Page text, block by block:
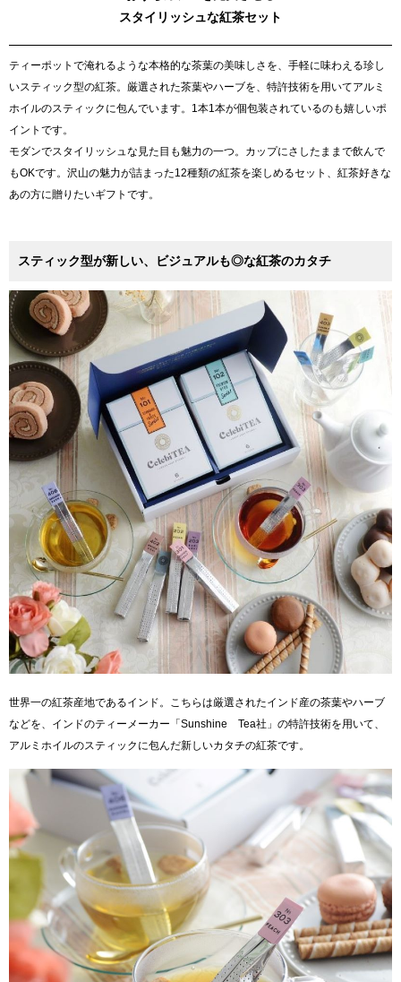
スタイリッシュな紅茶セット
ティーポットで淹れるような本格的な茶葉の美味しさを、手軽に味わえる珍し
いスティック型の紅茶。厳選された茶葉やハーブを、特許技術を用いてアルミ
ホイルのスティックに包んでいます。1本1本が個包装されているのも嬉しいポ
イントです。
モダンでスタイリッシュな見た目も魅力の一つ。カップにさしたままで飲んで
もOKです。沢山の魅力が詰まった12種類の紅茶を楽しめるセット、紅茶好きな
あの方に贈りたいギフトです。
スティック型が新しい、ビジュアルも◎な紅茶のカタチ
世界一の紅茶産地であるインド。こちらは厳選されたインド産の茶葉やハーブ
などを、インドのティーメーカー「Sunshine Tea社」の特許技術を用いて、
アルミホイルのスティックに包んだ新しいカタチの紅茶です。